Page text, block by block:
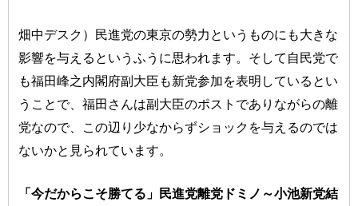
畑中デスク）民進党の東京の勢力というものにも大きな
影響を与えるというふうに思われます。そして自民党で
も福田峰之内閣府副大臣も新党参加を表明しているとい
うことで、福田さんは副大臣のポストでありながらの離
党なので、この辺り少なからずショックを与えるのでは
ないかと見られています。
「今だからこそ勝てる」民進党離党ドミノ～小池新党結